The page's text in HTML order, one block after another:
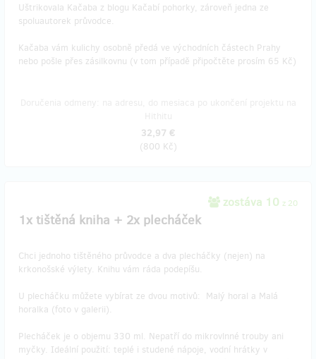
Uštrikovala Kačaba z blogu Kačabí pohorky, zároveň jedna ze
spoluautorek průvodce.
Kačaba vám kulichy osobně předá ve východních částech Prahy
nebo pošle přes zásilkovnu (v tom případě připočtěte prosím 65 Kč)
32,97 €
(800 Kč)
zostáva 10 z 20
1x tištěná kniha + 2x plecháček
Chci jednoho tištěného průvodce a dva plecháčky (nejen) na
krkonošské výlety. Knihu vám ráda podepíšu.
U plecháčku můžete vybírat ze dvou motivů: Malý horal a Malá
horalka (foto v galerii).
Plecháček je o objemu 330 ml. Nepatří do mikrovlnné trouby ani
myčky. Ideální použití: teplé i studené nápoje, vodní hrátky v